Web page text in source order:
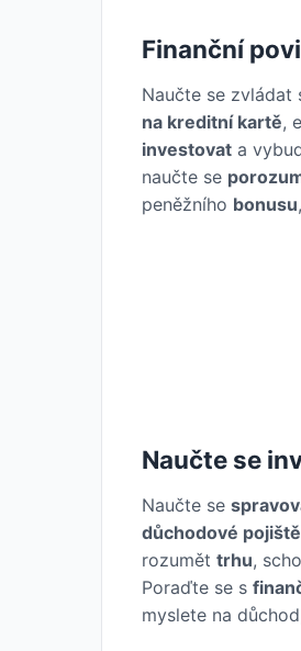
Finanční
Naučte se zvládat
na kreditní kartě,
investovat a
naučte se
peněžního bonusu
Naučte se
Naučte se
důchodové
rozumět trhu,
Poraďte se s
myslete na